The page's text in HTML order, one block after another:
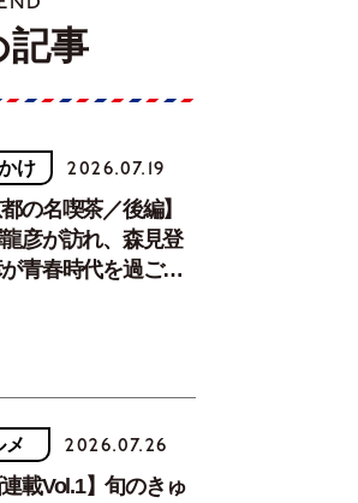
記事
け 2026.07.19
都の名喫茶／後編】
彦が訪れ、森見登
青春時代を過ごし
メ 2026.07.26
連載Vol.1】旬のきゅ